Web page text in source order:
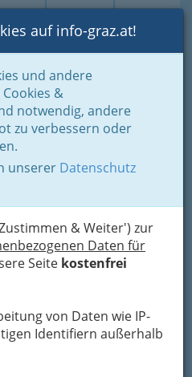
Login Toggle
auf info-graz.at!
und andere
&
notwendig, andere
zu verbessern oder
unserer Datenschutz
& Weiter') zur
Daten für
Seite kostenfrei
von Daten wie IP-
Identifiern außerhalb
Steiermark
ins
Tipps
ist für viele ein
herausfordernder
Qualifikation spielt
eine entscheidende